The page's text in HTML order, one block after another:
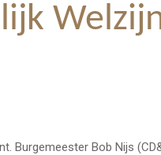
Burgemeester Bob Nijs